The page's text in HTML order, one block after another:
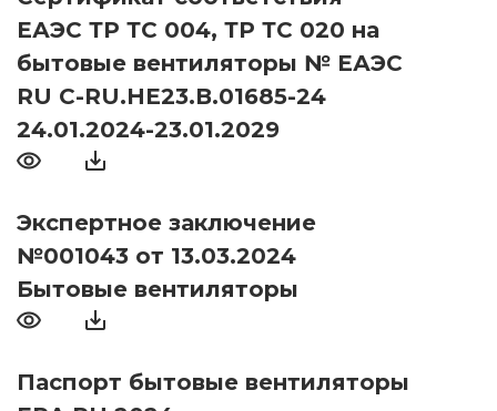
ЕАЭС ТР ТС 004, ТР ТС 020 на
бытовые вентиляторы № ЕАЭС
RU С-RU.НЕ23.В.01685-24
24.01.2024-23.01.2029
Экспертное заключение
№001043 от 13.03.2024
Бытовые вентиляторы
Паспорт бытовые вентиляторы